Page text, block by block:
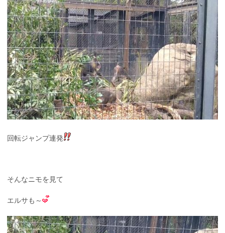
回転ジャンプ連発
そんなニモを見て
エルサも～